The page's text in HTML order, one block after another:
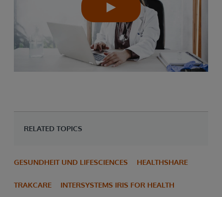
RELATED TOPICS
GESUNDHEIT UND LIFESCIENCES HEALTHSHARE
TRAKCARE INTERSYSTEMS IRIS FOR HEALTH